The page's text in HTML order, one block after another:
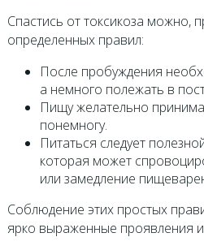
Спастись от токсикоза можно,
определенных правил:
После пробуждения
а немного полежать в
Пищу желательно
понемногу.
Питаться следует
которая может
или замедление
Соблюдение этих простых
ярко выраженные проявления